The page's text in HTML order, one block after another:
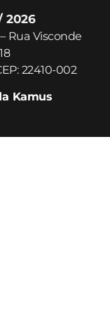
2026
Rua Visconde
22410-002
Kamus